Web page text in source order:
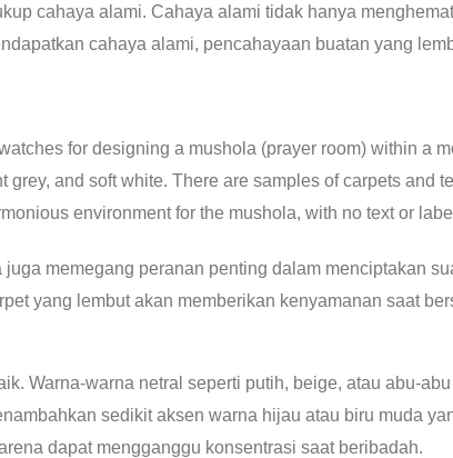
cahaya alami. Cahaya alami tidak hanya
cahaya alami, pencahayaan buatan yang
memegang peranan penting dalam menciptakan
yang lembut akan memberikan kenyamanan saat
Warna-warna netral seperti putih, beige, atau abu-
sedikit aksen warna hijau atau biru muda
dapat mengganggu konsentrasi saat beribadah.